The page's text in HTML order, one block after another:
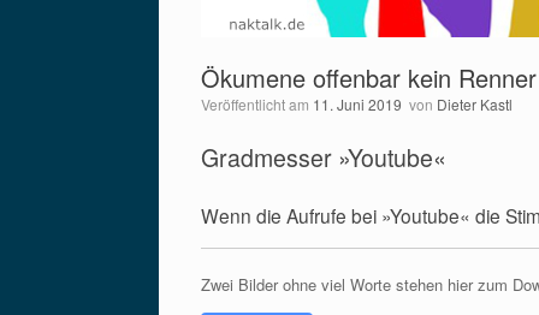
Ökumene offenbar kein Renner
Veröffentlicht am 11. Juni 2019 von Dieter Kastl
Gradmesser »Youtube«
Wenn die Aufrufe bei »Youtube« die
Zwei Bilder ohne viel Worte stehen hier zum